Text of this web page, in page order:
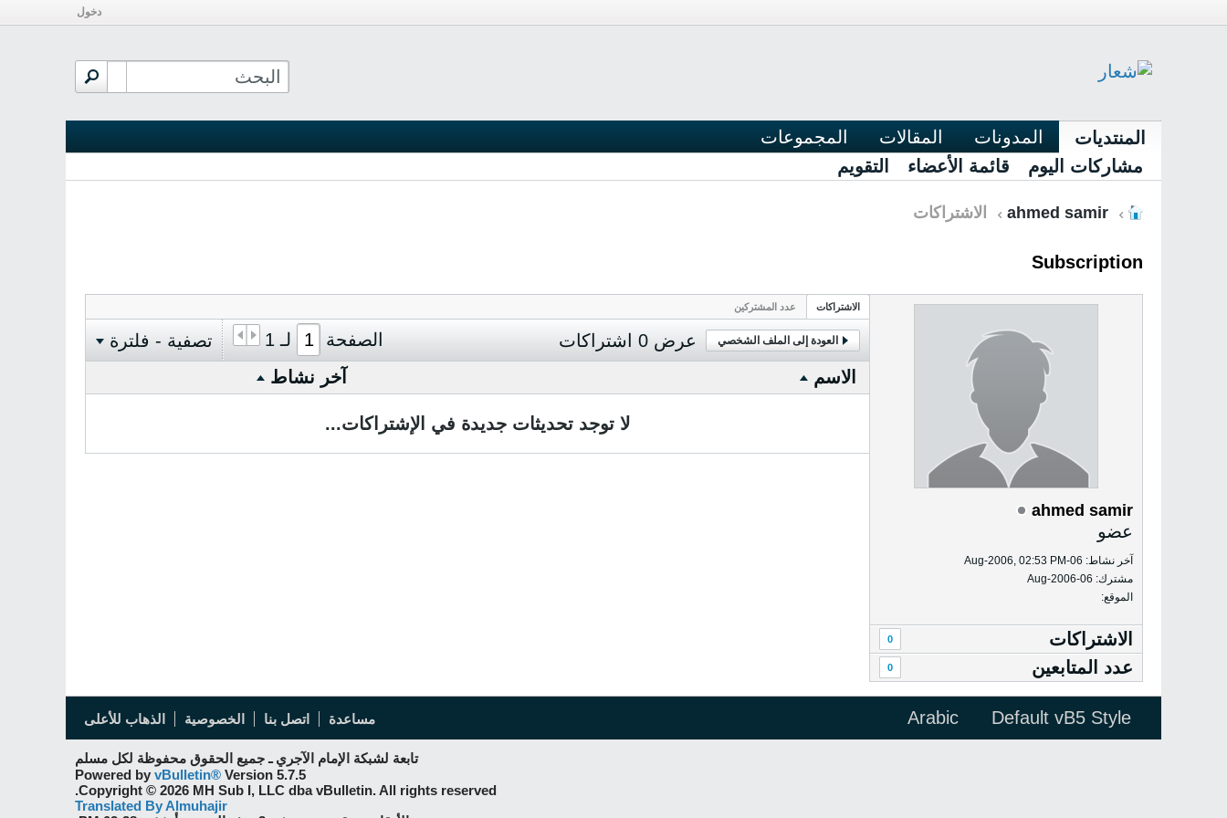
دخول
المنتديات المدونات المقالات
المجموعات
مشاركات اليوم
قائمة الأعضاء التقويم
ahmed samir الاشتراكات
Subscription
ahmed samir
عضو
آخر نشاط: 06-Aug-2006, 02:53 PM
مشترك: 06-Aug-2006
الموقع:
الاشتراكات 0
عدد المتابعين 0
الاشتراكات عدد المشتركين
العودة إلى الملف الشخصي عرض 0 اشتراكات الصفحة لـ 1
تصفية - فلترة
الاسم
آخر نشاط
لا توجد تحديثات جديدة في الإشتراكات...
Default vB5 Style
Arabic مساعدة اتصل بنا الخصوصية الذهاب للأعلى
تابعة لشبكة الإمام الآجري ـ جميع الحقوق محفوظة لكل مسلم
Powered by vBulletin® Version 5.7.5
Copyright © 2026 MH Sub I, LLC dba vBulletin. All rights reserved.
Translated By Almuhajir